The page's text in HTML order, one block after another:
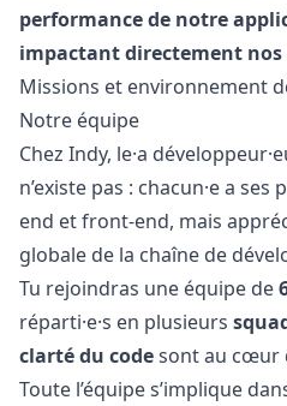
performance de notre
impactant directement
Missions et environnement
Notre équipe
Chez Indy, le·a
n’existe pas : chacun·e a
end et front-end, mais
globale de la chaîne de
Tu rejoindras une équipe de
réparti·e·s en plusieurs
clarté du codesont au cœur
Toute l’équipe s’implique